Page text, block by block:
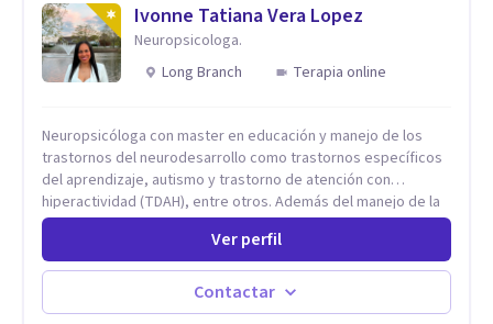
Ivonne Tatiana Vera Lopez
Neuropsicologa.
Long Branch
Terapia online
Neuropsicóloga con master en educación y manejo de los
trastornos del neurodesarrollo como trastornos específicos
del aprendizaje, autismo y trastorno de atención con
hiperactividad (TDAH), entre otros. Además del manejo de la
depresión, ansiedad y demás conflictos de la dimensión
tipo de terapia para mi lo más importante es el individuo,
trabajo no solo con mis pacientes sino con todo su entorno,
núcleo familiar, social, académico. El arte de conocernos, de
Ver perfil
Contactar